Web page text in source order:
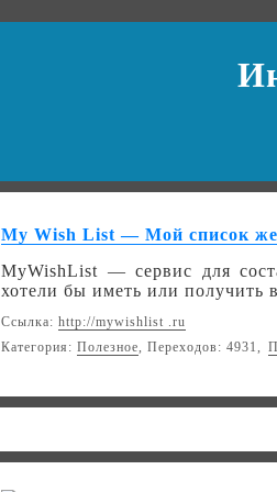
My Wish List — Мой список
MyWishList — cервис для
хотели бы иметь или
Ссылка: http://mywishlist .ru
Категория: Полезное , Переходов: 4931,